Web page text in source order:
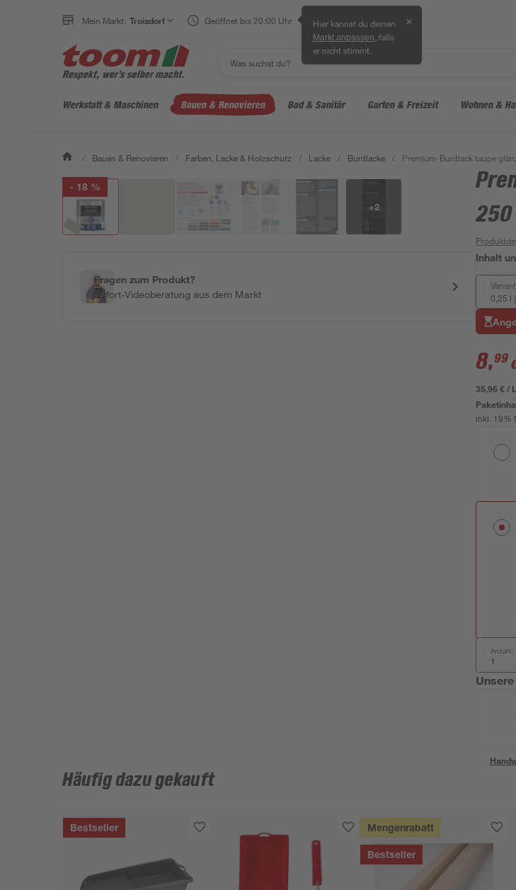
Mein Markt: Troisdorf Geöffnet bis 20:00 Uhr Hier kannst du deinen
Markt anpassen , falls
er nicht stimmt.
✕
Werkstatt & Maschinen Bauen & Renovieren Bad & Sanitär Garten & Freizeit Wohnen &
/ Bauen & Renovieren / Farben, Lacke & Holzschutz / Lacke / Buntlacke / Premium-Buntlack taupe
- 18 %
+2
Fragen zum Produkt?
Sofort-Videoberatung aus dem Markt
Inhalt
0,25 l
8,99
35,96 € /
inkl. 19%
Anzahl:
Häufig dazu gekauft
Bestseller Mengenrabatt
Bestseller